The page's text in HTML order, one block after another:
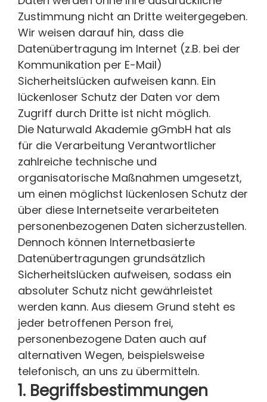
Zustimmung nicht an Dritte weitergegeben.
Wir weisen darauf hin, dass die
Datenübertragung im Internet (z.B. bei der
Kommunikation per E-Mail)
Sicherheitslücken aufweisen kann. Ein
lückenloser Schutz der Daten vor dem
Zugriff durch Dritte ist nicht möglich.
Die Naturwald Akademie gGmbH hat als
für die Verarbeitung Verantwortlicher
zahlreiche technische und
organisatorische Maßnahmen umgesetzt,
um einen möglichst lückenlosen Schutz der
über diese Internetseite verarbeiteten
personenbezogenen Daten sicherzustellen.
Dennoch können Internetbasierte
Datenübertragungen grundsätzlich
Sicherheitslücken aufweisen, sodass ein
absoluter Schutz nicht gewährleistet
werden kann. Aus diesem Grund steht es
jeder betroffenen Person frei,
personenbezogene Daten auch auf
alternativen Wegen, beispielsweise
telefonisch, an uns zu übermitteln.
1. Begriffsbestimmungen